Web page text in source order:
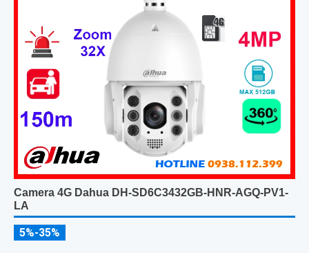
Camera 4G Dahua DH-SD6C3432GB-HNR-AGQ-PV1-
LA
5%-35%